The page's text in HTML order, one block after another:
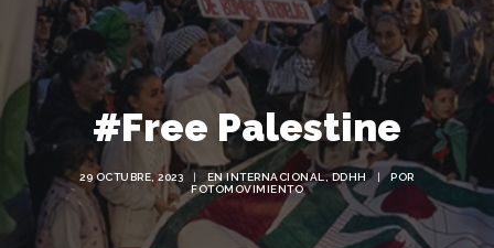
Buscar
#Free Palestine
29 OCTUBRE, 2023 | ENINTERNACIONAL ,DDHH |
POR
FOTOMOVIMIENTO